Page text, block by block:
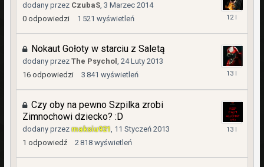
dodany przez CzubaS, 3 Marzec 2014
0 odpowiedzi 1 521 wyświetleń
Nokaut Gołoty w starciu z Saletą
dodany przez The Psychol , 24 Luty 2013
16 odpowiedzi 3 841 wyświetleń
25
Czy oby na pewno Szpilka zrobi
Zimnochowi dziecko? :D
dodany przez maksiu921, 11 Styczeń 2013
1 odpowiedź 2 818 wyświetleń
11